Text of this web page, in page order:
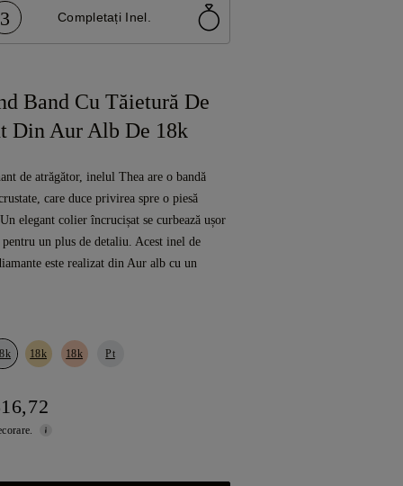
3 Completați Inel.
Band Cu Tăietură De
Din Aur Alb De 18k
de atrăgător, inelul Thea are o bandă
care duce privirea spre o piesă
elegant colier încrucișat se curbează ușor
un plus de detaliu. Acest inel de
este realizat din Aur alb cu un
18k 18k Pt